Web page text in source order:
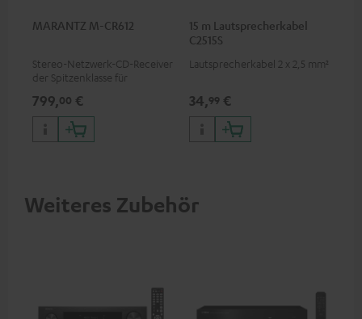
MARANTZ M-CR612
Stereo-Netzwerk-CD-Receiver
der Spitzenklasse für
kleinere Räume
799,00 €
15 m Lautsprecherkabel
C2515S
Lautsprecherkabel 2 x 2,5 mm²
34,99 €
Weiteres Zubehör